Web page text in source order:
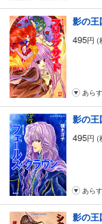
影の
495円 (
あら
影の
495円 (
あら
影の